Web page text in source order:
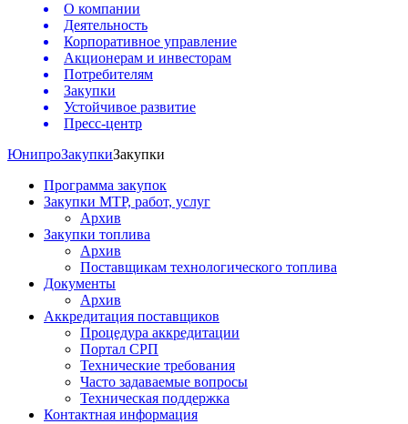
О компании
Деятельность
Корпоративное управление
Акционерам и инвесторам
Потребителям
Закупки
Устойчивое развитие
Пресс-центр
ЮнипроЗакупкиЗакупки
Программа закупок
Закупки МТР, работ, услуг
Архив
Закупки топлива
Архив
Поставщикам технологического топлива
Документы
Архив
Аккредитация поставщиков
Процедура аккредитации
Портал СРП
Технические требования
Часто задаваемые вопросы
Техническая поддержка
Контактная информация